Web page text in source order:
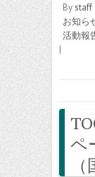
Bystaff
お知ら
活動報
|
ペ